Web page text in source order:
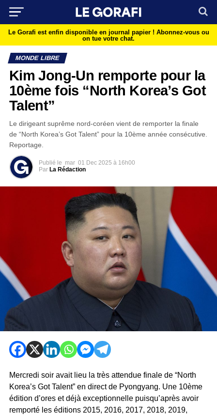
Le Gorafi est enfin disponible en journal papier ! Abonnez-vous ou
on tue votre chat.
MONDE LIBRE
Kim Jong-Un remporte pour la
10ème fois “North Korea’s Got
Talent”
Le dirigeant suprême nord-coréen vient de remporter la finale
de “North Korea’s Got Talent” pour la 10ème année consécutive.
Reportage.
Publié le mar 01 Dec 2025 à 16h00
Par La Rédaction
Mercredi soir avait lieu la très attendue finale de “North
Korea’s Got Talent” en direct de Pyongyang. Une 10ème
édition d’ores et déjà exceptionnelle puisqu’après avoir
remporté les éditions 2015, 2016, 2017, 2018, 2019,